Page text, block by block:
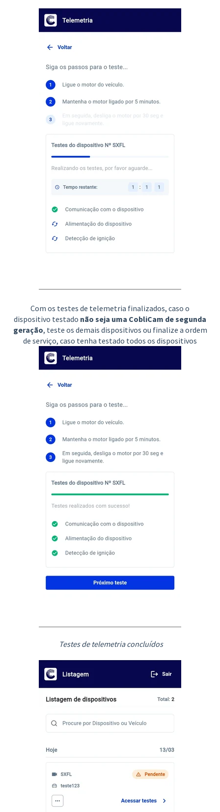
Com os testes de telemetria finalizados, caso o
dispositivo testado não seja uma CobliCam de segunda
geração, teste os demais dispositivos ou finalize a ordem
de serviço, caso tenha testado todos os dispositivos
Testes de telemetria concluídos